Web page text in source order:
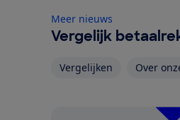
Meer nieuws
Vergelijk
Vergelijken Over